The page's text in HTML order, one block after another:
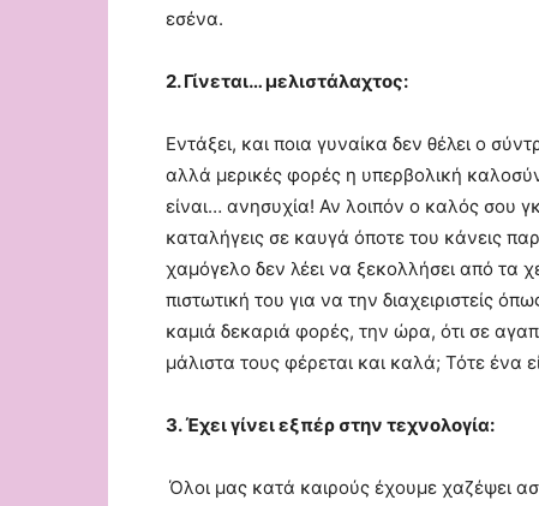
εσένα.
2. Γίνεται… μελιστάλαχτος:
Εντάξει, και ποια γυναίκα δεν θέλει ο
αλλά μερικές φορές η υπερβολική
είναι… ανησυχία! Αν λοιπόν ο καλός σου
καταλήγεις σε καυγά όποτε του κάνεις
χαμόγελο δεν λέει να ξεκολλήσει από τα
πιστωτική του για να την διαχειριστείς
καμιά δεκαριά φορές, την ώρα, ότι σε
μάλιστα τους φέρεται και καλά; Τότε ένα
3. Έχει γίνει εξπέρ στην τεχνολογία:
Όλοι μας κατά καιρούς έχουμε χαζέψει